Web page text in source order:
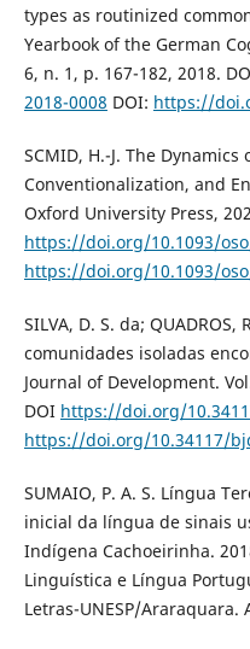
types as routinized
Yearbook of the German
6, n. 1, p. 167-182, 2018.
2018-0008 DOI: https://
SCMID, H.-J. The
Conventionalization, and
Oxford University Press,
https://doi.org/10.1093/
https://doi.org/10.1093/
SILVA, D. S. da;
comunidades isoladas
Journal of Development.
DOI https://doi.org/
https://doi.org/10.34117/
SUMAIO, P. A. S. Língua
inicial da língua de sinais
Indígena Cachoeirinha.
Linguística e Língua
Letras-UNESP/Araraquara.